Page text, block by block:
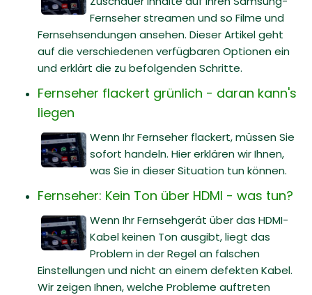
Fernseher streamen und so Filme und
Fernsehsendungen ansehen. Dieser Artikel geht
auf die verschiedenen verfügbaren Optionen ein
und erklärt die zu befolgenden Schritte.
Fernseher flackert grünlich - daran kann's
liegen
Wenn Ihr Fernseher flackert, müssen Sie
sofort handeln. Hier erklären wir Ihnen,
was Sie in dieser Situation tun können.
Fernseher: Kein Ton über HDMI - was tun?
Wenn Ihr Fernsehgerät über das HDMI-
Kabel keinen Ton ausgibt, liegt das
Problem in der Regel an falschen
Einstellungen und nicht an einem defekten Kabel.
Wir zeigen Ihnen, welche Probleme auftreten